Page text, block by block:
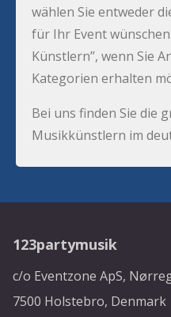
wählen Sie entweder
für Ihr Event
Künstlern”, wenn Sie
Kategorien erhalten
Bei uns finden Sie die
Musikkünstlern im
123partymusik
c/o Eventzone ApS,
7500 Holstebro, Denmark